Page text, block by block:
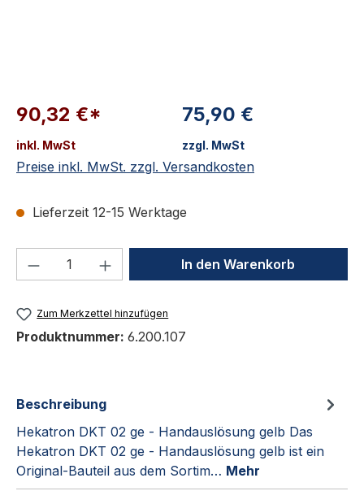
90,32 €*
inkl. MwSt
75,90 €
zzgl. MwSt
Preise inkl. MwSt. zzgl. Versandkosten
Lieferzeit 12-15 Werktage
Produkt Anzahl: Gib denIn den Warenkorb
Zum Merkzettel hinzufügen
Produktnummer: 6.200.107
Beschreibung
Hekatron DKT 02 ge - Handauslösung gelb Das
Hekatron DKT 02 ge - Handauslösung gelb ist ein
Original-Bauteil aus dem Sortim… Mehr